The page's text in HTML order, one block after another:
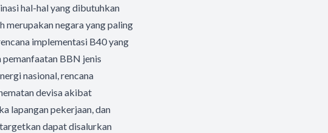
hal-hal yang dibutuhkan
merupakan negara yang paling
implementasi B40 yang
pemanfaatan BBN jenis
nasional, rencana
devisa akibat
lapangan pekerjaan, dan
dapat disalurkan